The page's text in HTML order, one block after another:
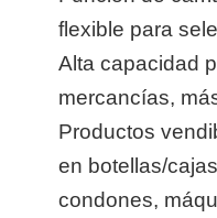
flexible para
Alta capacidad
mercancías,
Productos
en botellas/
condones,